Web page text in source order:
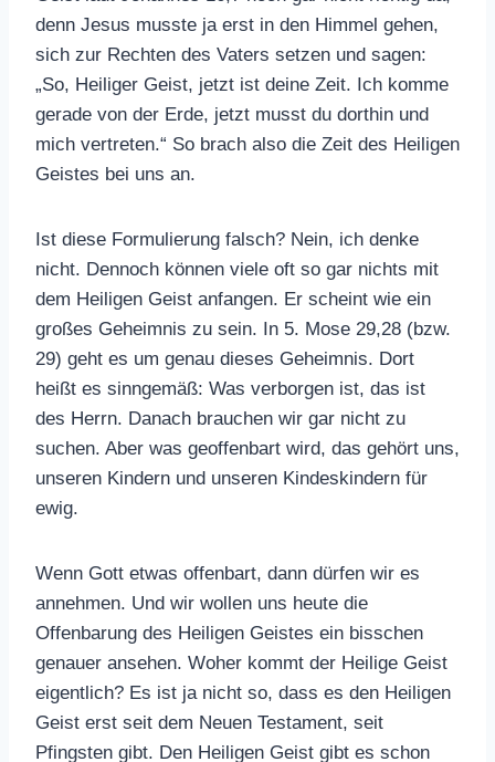
denn Jesus musste ja erst in den Himmel gehen,
sich zur Rechten des Vaters setzen und sagen:
„So, Heiliger Geist, jetzt ist deine Zeit. Ich komme
gerade von der Erde, jetzt musst du dorthin und
mich vertreten.“ So brach also die Zeit des Heiligen
Geistes bei uns an.
Ist diese Formulierung falsch? Nein, ich denke
nicht. Dennoch können viele oft so gar nichts mit
dem Heiligen Geist anfangen. Er scheint wie ein
großes Geheimnis zu sein. In 5. Mose 29,28 (bzw.
29) geht es um genau dieses Geheimnis. Dort
heißt es sinngemäß: Was verborgen ist, das ist
des Herrn. Danach brauchen wir gar nicht zu
suchen. Aber was geoffenbart wird, das gehört uns,
unseren Kindern und unseren Kindeskindern für
ewig.
Wenn Gott etwas offenbart, dann dürfen wir es
annehmen. Und wir wollen uns heute die
Offenbarung des Heiligen Geistes ein bisschen
genauer ansehen. Woher kommt der Heilige Geist
eigentlich? Es ist ja nicht so, dass es den Heiligen
Geist erst seit dem Neuen Testament, seit
Pfingsten gibt. Den Heiligen Geist gibt es schon